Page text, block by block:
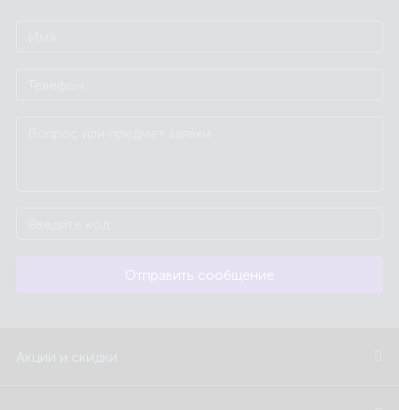
Отправить сообщение
Акции и скидки